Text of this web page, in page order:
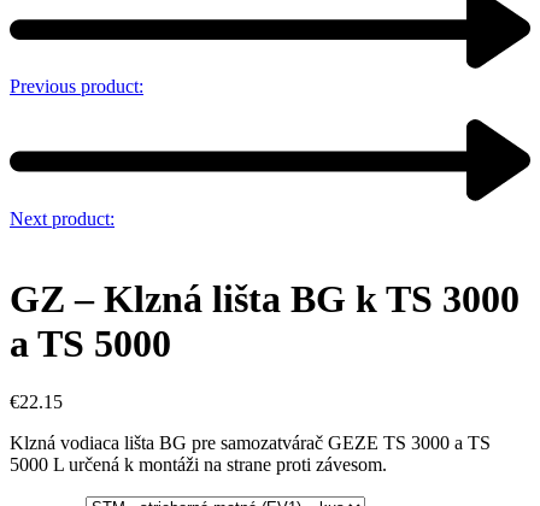
Previous product:
Next product:
GZ – Klzná lišta BG k TS 3000
a TS 5000
€22.15
Klzná vodiaca lišta BG pre samozatvárač GEZE TS 3000 a TS
5000 L určená k montáži na strane proti závesom.